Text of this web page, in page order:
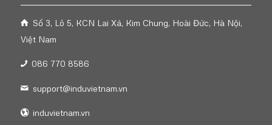
Số 3, Lô 5, KCN Lai Xá, Kim Chung, Hoài Đức, Hà Nội,
Việt Nam
086 770 8586
support@induvietnam.vn
induvietnam.vn